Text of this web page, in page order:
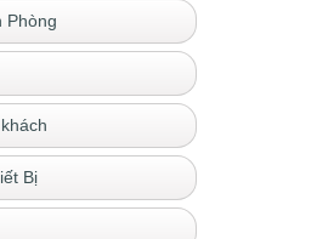
Phòng
Bị